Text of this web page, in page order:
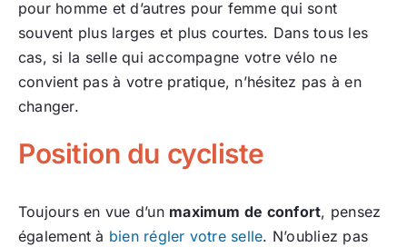
pour homme et d’autres pour femme qui sont
souvent plus larges et plus courtes. Dans tous les
cas, si la selle qui accompagne votre vélo ne
convient pas à votre pratique, n’hésitez pas à en
changer.
Position du cycliste
Toujours en vue d’un maximum de confort, pensez
également à bien régler votre selle. N’oubliez pas